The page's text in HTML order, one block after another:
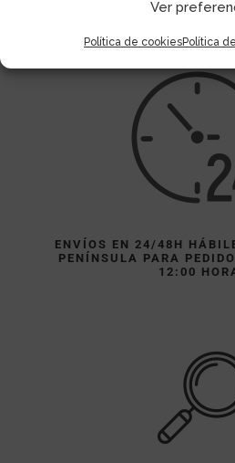
Ver
Política de cookiesPolítica
SUPERIORES A 80 EUROS
ENVÍOS EN 24/48H
PENÍNSULA PARA
12:00